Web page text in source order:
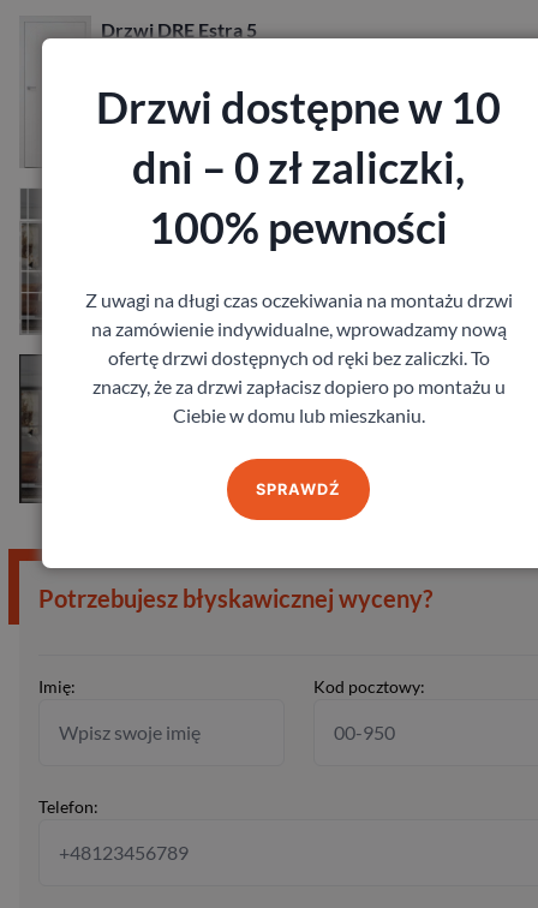
Drzwi DRE Estra 5
1 015,20zł z VAT
Drzwi Erkado Loft Basic
829,44zł z VAT
Potrzebujesz błyskawicznej wyceny?
Imię: Kod pocztowy:
Telefon:
Drzwi dostępne w 10
dni – 0 zł zaliczki,
100% pewności
Z uwagi na długi czas oczekiwania na montażu drzwi
na zamówienie indywidualne, wprowadzamy nową
ofertę drzwi dostępnych od ręki bez zaliczki. To
znaczy, że za drzwi zapłacisz dopiero po montażu u
Ciebie w domu lub mieszkaniu.
SPRAWDŹ